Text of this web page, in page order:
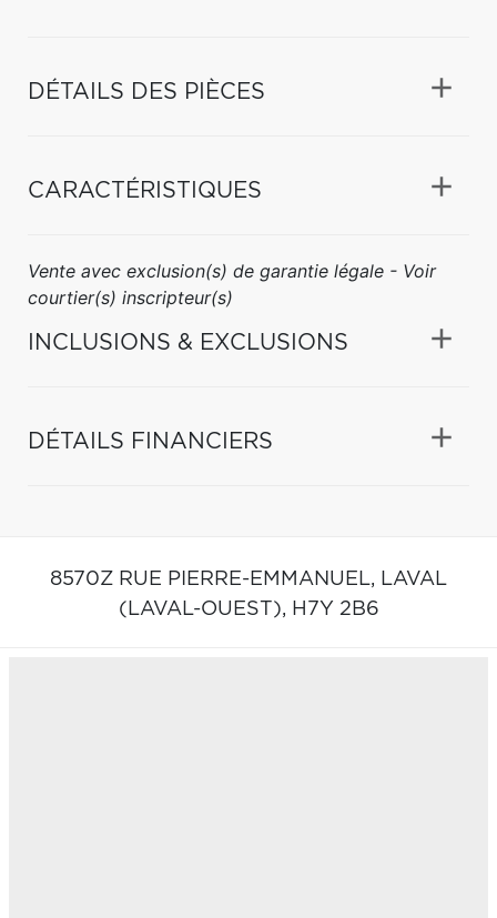
DÉTAILS DES PIÈCES
CARACTÉRISTIQUES
Vente avec exclusion(s) de garantie légale - Voir
courtier(s) inscripteur(s)
INCLUSIONS & EXCLUSIONS
DÉTAILS FINANCIERS
8570Z RUE PIERRE-EMMANUEL, LAVAL
(LAVAL-OUEST), H7Y 2B6